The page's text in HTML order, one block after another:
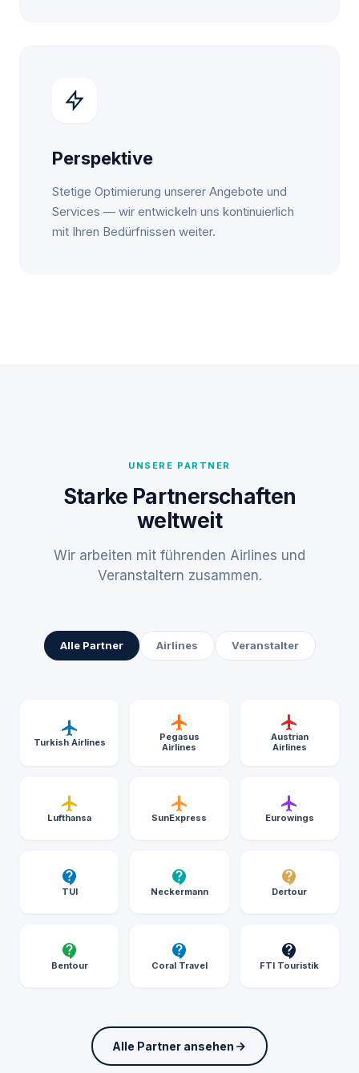
Perspektive
Stetige Optimierung unserer Angebote und
Services — wir entwickeln uns kontinuierlich
mit Ihren Bedürfnissen weiter.
UNSERE PARTNER
Starke Partnerschaften
weltweit
Wir arbeiten mit führenden Airlines und
Veranstaltern zusammen.
Alle Partner Airlines Veranstalter
Turkish Airlines
Pegasus
Airlines
Austrian
Airlines
Lufthansa SunExpress Eurowings
TUI Neckermann Dertour
Bentour Coral Travel FTI Touristik
Alle Partner ansehen